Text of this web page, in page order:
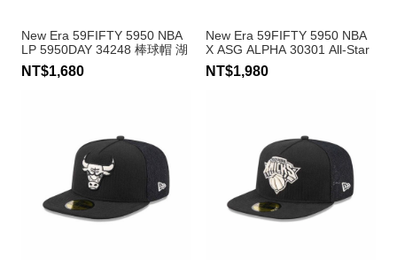
New Era 59FIFTY 5950 NBA
LP 5950DAY 34248 棒球帽 湖
人隊
NT$1,680
New Era 59FIFTY 5950 NBA
X ASG ALPHA 30301 All-Star
Weekend 棒球帽
NT$1,980